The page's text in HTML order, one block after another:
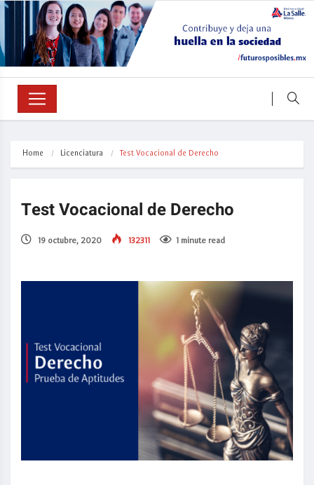
Home Licenciatura Test Vocacional de Derecho
Test Vocacional de Derecho
19 octubre, 2020 132311 1 minute read